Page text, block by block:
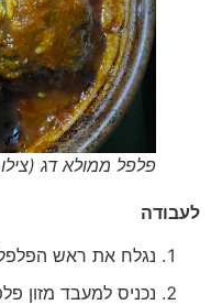
פלפל ממולא דג (צילום
לעבודה
נגלח את ראש הפלפלים